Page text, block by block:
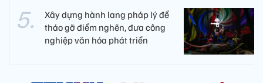
Xây dựng hành lang pháp lý để
tháo gỡ điểm nghẽn, đưa công
nghiệp văn hóa phát triển